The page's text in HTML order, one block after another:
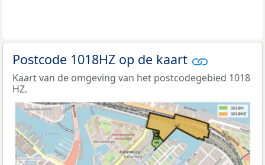
Postcode 1018HZ op de kaart
Kaart van de omgeving van het postcodegebied 1018
HZ.